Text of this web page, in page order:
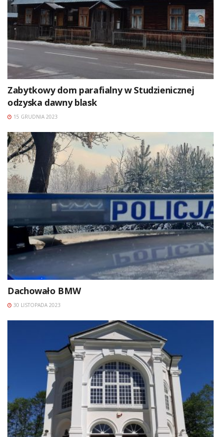
Zabytkowy dom parafialny w Studzienicznej
odzyska dawny blask
15 GRUDNIA 2023
Dachowało BMW
30 LISTOPADA 2023